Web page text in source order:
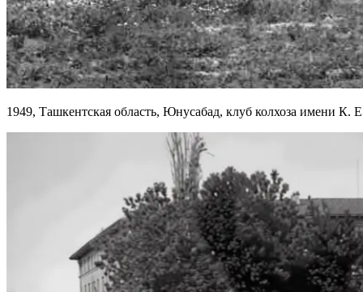
1949, Ташкентская область, Юнусабад, клуб колхоза имени К.